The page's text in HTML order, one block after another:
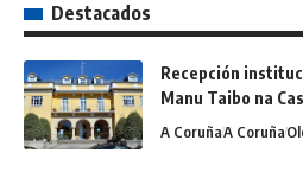
Destacados
Recepción
Manu Taibo na
A CoruñaA Coruña